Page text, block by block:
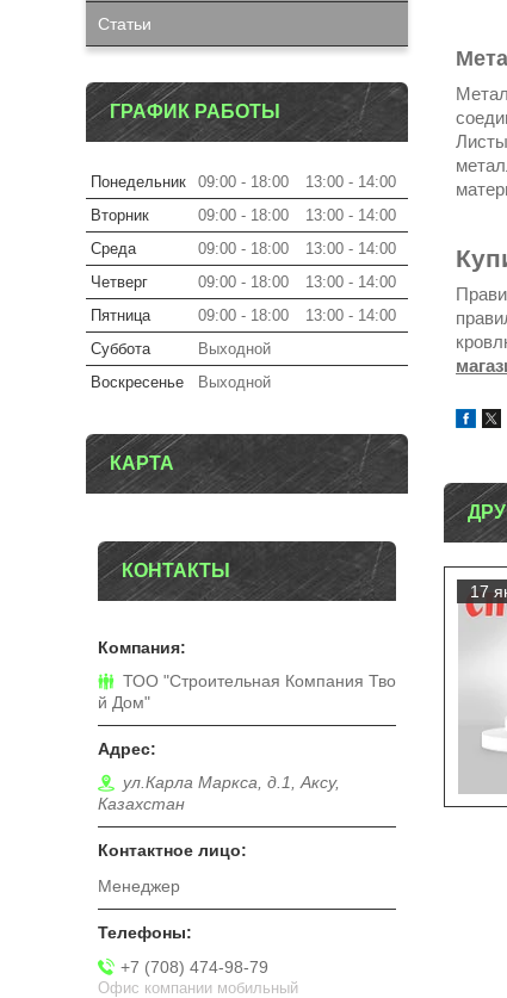
17
Статьи
ГРАФИК РАБОТЫ
Понедельник 09:00 18:00 13:00
14:00
Вторник
09:00 18:00 13:00
14:00
Среда
09:00 18:00 13:00
14:00
Четверг
09:00 18:00 13:00
14:00
Пятница
09:00 18:00 13:00
14:00
Суббота
Выходной
Воскресенье
Выходной
КАРТА
КОНТАКТЫ
ТОО "Строительная Компания Тво
й Дом"
ул.Карла Маркса, д.1, Аксу,
Казахстан
Менеджер
+7 (708) 474-98-79
Офис компании мобильный